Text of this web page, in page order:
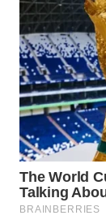
WN
NIAS
WN
LANGKAT
WN
TAPANULI
SELATAN